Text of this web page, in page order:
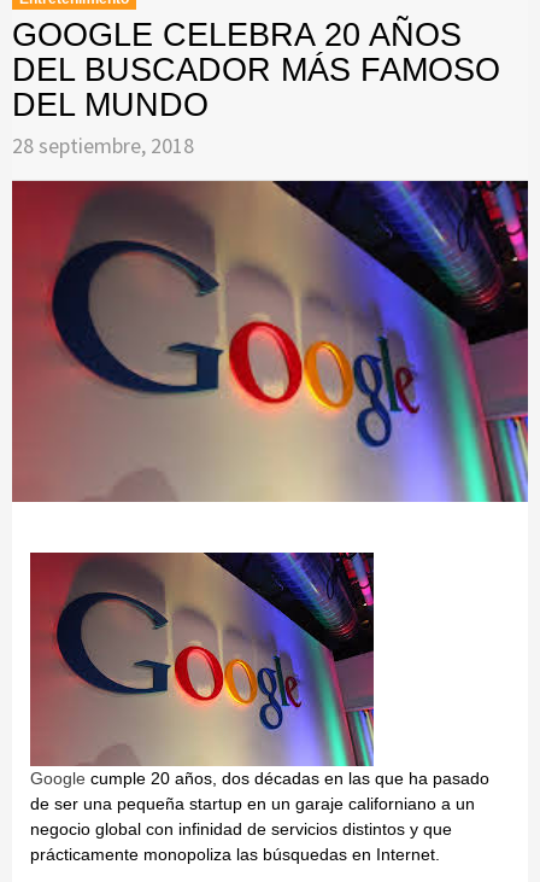
GOOGLE CELEBRA 20 AÑOS
DEL BUSCADOR MÁS FAMOSO
DEL MUNDO
28 septiembre, 2018
Google cumple 20 años, dos décadas en las que ha pasado
de ser una pequeña startup en un garaje californiano a un
negocio global con infinidad de servicios distintos y que
prácticamente monopoliza las búsquedas en Internet.